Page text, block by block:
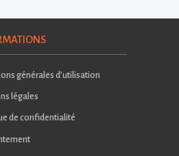
générales d’utilisation
légales
de confidentialité